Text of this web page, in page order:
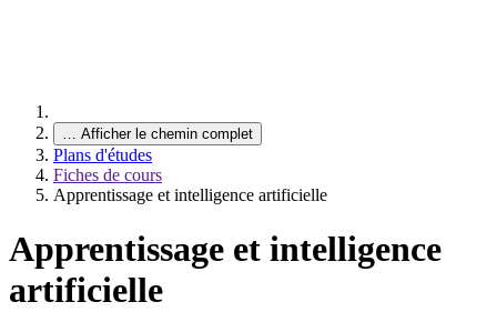
… Afficher le chemin complet
Plans d'études
Fiches de cours
Apprentissage et intelligence artificielle
Apprentissage et intelligence
artificielle